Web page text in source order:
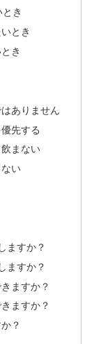
き
とき
き
ありません
先する
まない
い
ますか？
ますか？
ますか？
ますか？
？